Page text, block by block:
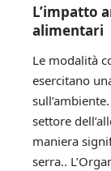
L’impatto
alimentari
Le modalità
esercitano
settore
maniera
serra..